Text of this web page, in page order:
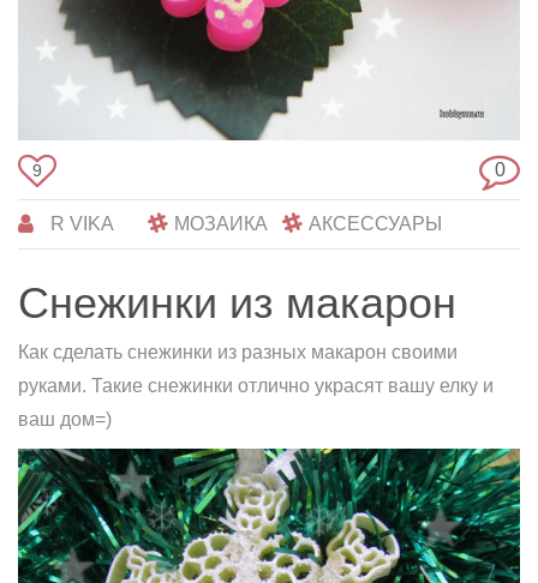
9 0
R VIKA МОЗАИКА АКСЕССУАРЫ
Снежинки из макарон
Как сделать снежинки из разных макарон своими
руками. Такие снежинки отлично украсят вашу елку и
ваш дом=)